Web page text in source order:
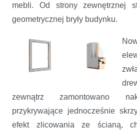
mebli. Od strony zewnętrznej
geometrycznej bryły budynku.
zewnątrz zamontowano
przykrywające jednocześnie
efekt zlicowania ze ścianą,